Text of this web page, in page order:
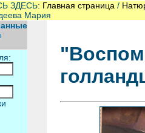
ЗДЕСЬ: Главная страница /
Мария